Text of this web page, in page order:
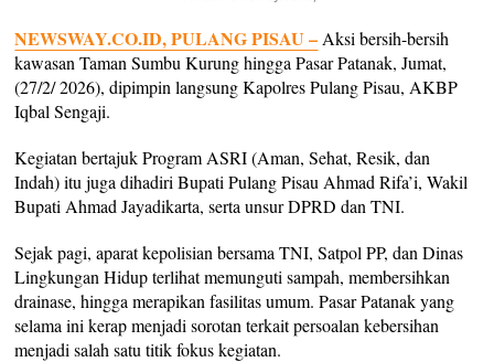
NEWSWAY.CO.ID, PULANG PISAU – Aksi bersih-bersih
kawasan Taman Sumbu Kurung hingga Pasar Patanak, Jumat,
(27/2/ 2026), dipimpin langsung Kapolres Pulang Pisau, AKBP
Iqbal Sengaji.
Kegiatan bertajuk Program ASRI (Aman, Sehat, Resik, dan
Indah) itu juga dihadiri Bupati Pulang Pisau Ahmad Rifa’i, Wakil
Bupati Ahmad Jayadikarta, serta unsur DPRD dan TNI.
Sejak pagi, aparat kepolisian bersama TNI, Satpol PP, dan Dinas
Lingkungan Hidup terlihat memunguti sampah, membersihkan
drainase, hingga merapikan fasilitas umum. Pasar Patanak yang
selama ini kerap menjadi sorotan terkait persoalan kebersihan
menjadi salah satu titik fokus kegiatan.